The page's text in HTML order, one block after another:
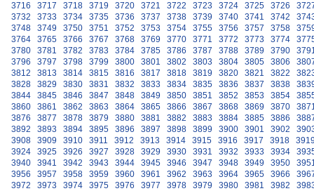
3716
3717 3718 3719 3720 3721 3722 3723 3724 3725 3726
3732
3733 3734 3735 3736 3737 3738 3739 3740 3741 3742
3748
3749 3750 3751 3752 3753 3754 3755 3756 3757 3758
3764
3765 3766 3767 3768 3769 3770 3771 3772 3773 3774
3780
3781 3782 3783 3784 3785 3786 3787 3788 3789 3790
3796
3797 3798 3799 3800 3801 3802 3803 3804 3805 3806
3812
3813 3814 3815 3816 3817 3818 3819 3820 3821 3822
3828
3829 3830 3831 3832 3833 3834 3835 3836 3837 3838
3844
3845 3846 3847 3848 3849 3850 3851 3852 3853 3854
3860
3861 3862 3863 3864 3865 3866 3867 3868 3869 3870
3876
3877 3878 3879 3880 3881 3882 3883 3884 3885 3886
3892
3893 3894 3895 3896 3897 3898 3899 3900 3901 3902
3908
3909 3910 3911 3912 3913 3914 3915 3916 3917 3918
3924
3925 3926 3927 3928 3929 3930 3931 3932 3933 3934
3940
3941 3942 3943 3944 3945 3946 3947 3948 3949 3950
3956
3957 3958 3959 3960 3961 3962 3963 3964 3965 3966
3972
3973 3974 3975 3976 3977 3978 3979 3980 3981 3982